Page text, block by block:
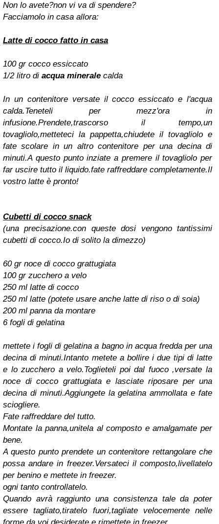
Non lo avete?non vi va di spendere?
Facciamolo in casa allora:
Latte di cocco fatto in casa
100 gr cocco essiccato
1/2 litro di acqua minerale calda
In un contenitore versate il cocco essiccato e l'acqua
calda.Teneteli per mezz'ora in
infusione.Prendete,trascorso il tempo,un
tovagliolo,metteteci la pappetta,chiudete il tovagliolo e
fate scolare in un altro contenitore per una decina di
minuti.A questo punto inziate a premere il tovagliolo per
far uscire tutto il liquido.fate raffreddare completamente.Il
vostro latte è pronto!
Cubetti di cocco snack
(una precisazione.con queste dosi vengono tantissimi
cubetti di cocco.Io di solito la dimezzo)
60 gr noce di cocco grattugiata
100 gr zucchero a velo
250 ml latte di cocco
250 ml latte (potete usare anche latte di riso o di soia)
200 ml panna da montare
6 fogli di gelatina
mettete i fogli di gelatina a bagno in acqua fredda per una
decina di minuti.Intanto metete a bollire i due tipi di latte
e lo zucchero a velo.Toglieteli poi dal fuoco ,versate la
noce di cocco grattugiata e lasciate riposare per una
decina di minuti.Aggiungete la gelatina ammollata e fate
sciogliere.
Fate raffreddare del tutto.
Montate la panna,unitela al composto e amalgamate per
bene.
A questo punto prendete un contenitore rettangolare che
possa andare in freezer.Versateci il composto,livellatelo
per benino e mettete in freezer.
ogni tanto controllatelo.
Quando avrà raggiunto una consistenza tale da poter
essere tagliato,tiratelo fuori,tagliate velocemente nelle